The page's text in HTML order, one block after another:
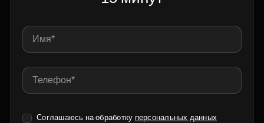
Соглашаюсь на обработку персональных данных